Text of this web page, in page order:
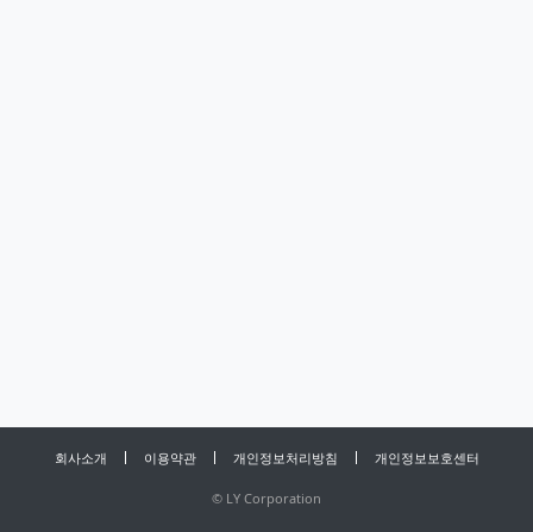
회사소개 이용약관 개인정보처리방침 개인정보보호센터
© LY Corporation